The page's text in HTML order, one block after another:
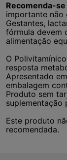
Recomenda-se
importante não
Gestantes,
fórmula devem
alimentação
O
resposta
Apresentado
embalagem
Produto sem
suplementação
Este produto
recomendada.